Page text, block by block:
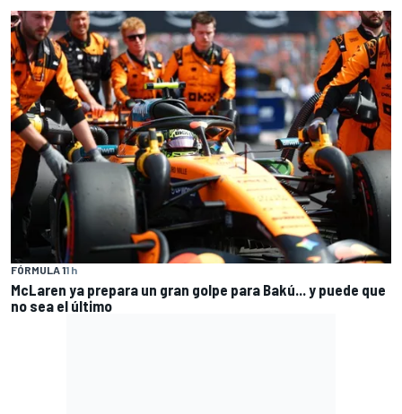
FÓRMULA 11 h
McLaren ya prepara un gran golpe para Bakú... y puede que
no sea el último